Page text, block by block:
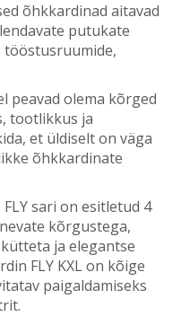
õhkkardinad aitavad
putukate
peavad olema kõrged
tootlikkus ja
et üldiselt on väga
õhkkardinate
sari on esitletud 4
kõrgustega,
ja elegantse
FLY KXL on kõige
paigaldamiseks